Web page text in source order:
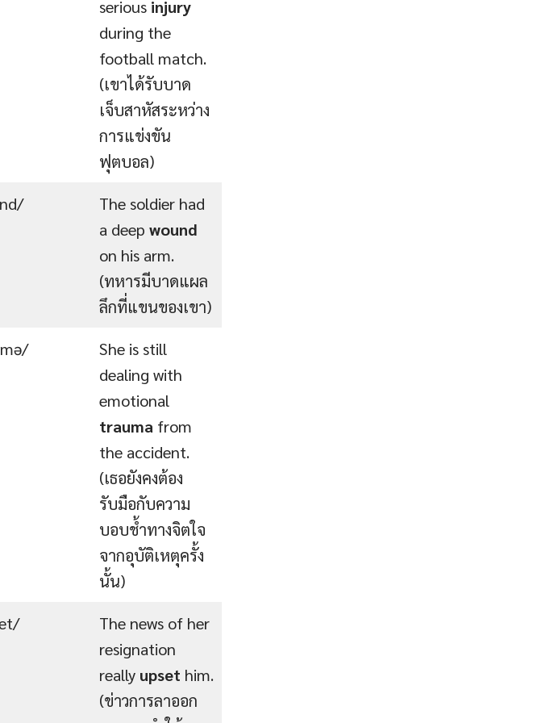
serious injury
during the
football match.
(เขาได้รับบาด
เจ็บสาหัสระหว่าง
การแข่งขัน
ฟุตบอล)
The soldier had
a deep wound
on his arm.
(ทหารมีบาดแผล
ลึกที่แขนของเขา)
She is still
dealing with
emotional
trauma from
the accident.
(เธอยังคงต้อง
รับมือกับความ
บอบช้ำทางจิตใจ
จากอุบัติเหตุครั้ง
นั้น)
The news of her
resignation
really upset him.
(ข่าวการลาออก